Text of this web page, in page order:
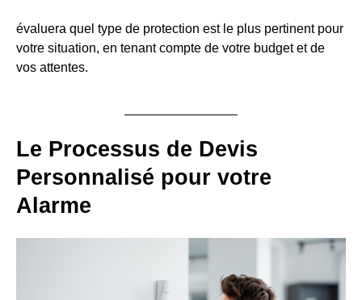
évaluera quel type de protection est le plus pertinent pour
votre situation, en tenant compte de votre budget et de
vos attentes.
Le Processus de Devis
Personnalisé pour votre
Alarme